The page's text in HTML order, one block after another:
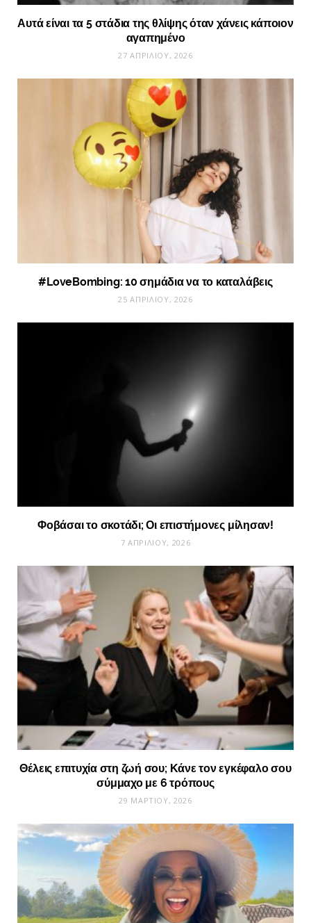
Αυτά είναι τα 5 στάδια της θλίψης όταν χάνεις κάποιον
αγαπημένο
27 ΑΠΡΙΛΊΟΥ, 2026
#LoveBombing: 10 σημάδια να το καταλάβεις
25 ΑΠΡΙΛΊΟΥ, 2026
Φοβάσαι το σκοτάδι; Οι επιστήμονες μίλησαν!
7 ΑΠΡΙΛΊΟΥ, 2026
Θέλεις επιτυχία στη ζωή σου; Κάνε τον εγκέφαλο σου
σύμμαχο με 6 τρόπους
29 ΜΑΡΤΊΟΥ, 2026